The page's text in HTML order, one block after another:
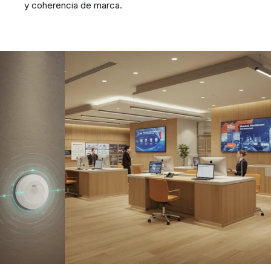
y coherencia de marca.